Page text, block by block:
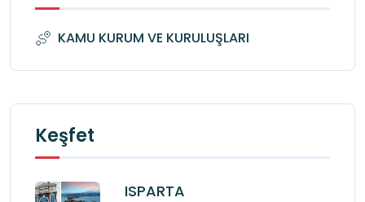
KAMU KURUM VE KURULUŞLARI
Keşfet
ISPARTA